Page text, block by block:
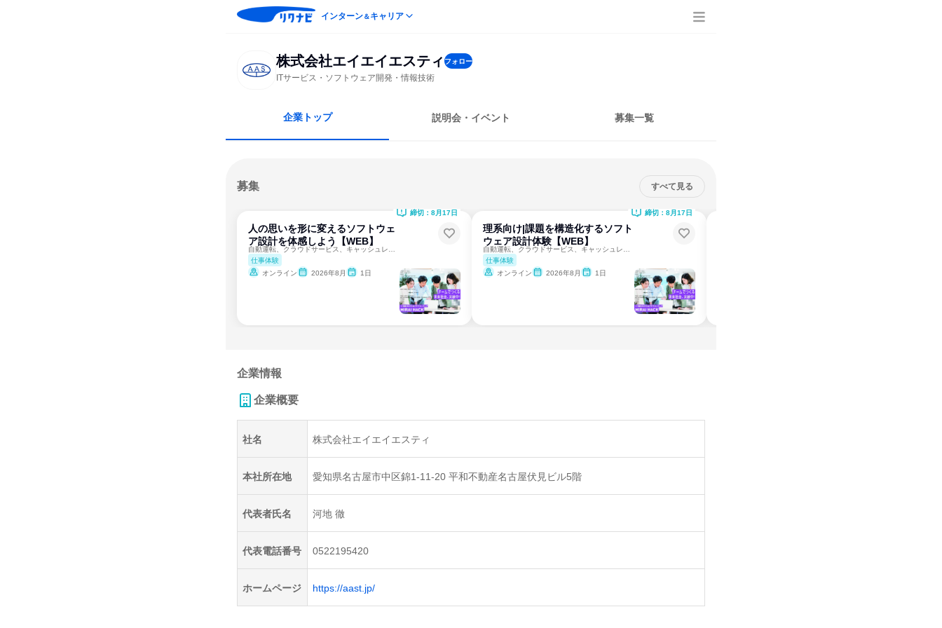
インターン＆キャリア
株式会社エイエイエスティ フォロー
ITサービス・ソフトウェア開発・情報技術
企業トップ 説明会・イベント 募集一覧
募集 すべて見る
人の思いを形に変えるソフトウェ
ア設計を体感しよう【WEB】
仕事体験
オンライン
2026年8月 1日
締切：8月17日
理系向け|課題を構造化するソフト
ウェア設計体験【WEB】
仕事体験
オンライン
2026年8月 1日
締切：8月17日
企業情報
企業概要
社名 株式会社エイエイエスティ
本社所在地 愛知県名古屋市中区錦1-11-20 平和不動産名古屋伏見ビル5階
代表者氏名 河地 徹
代表電話番号 0522195420
ホームページ https://aast.jp/